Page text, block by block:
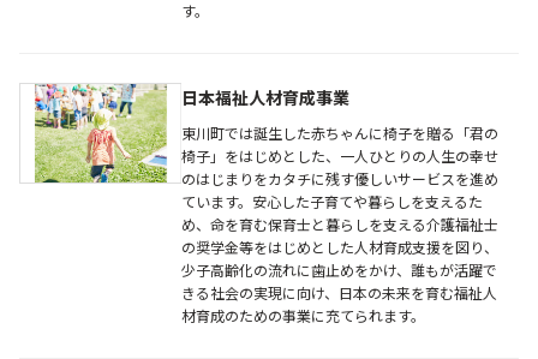
す。
日本福祉人材育成事業
東川町では誕生した赤ちゃんに椅子を贈る「君の
椅子」をはじめとした、一人ひとりの人生の幸せ
のはじまりをカタチに残す優しいサービスを進め
ています。安心した子育てや暮らしを支えるた
め、命を育む保育士と暮らしを支える介護福祉士
の奨学金等をはじめとした人材育成支援を図り、
少子高齢化の流れに歯止めをかけ、誰もが活躍で
きる社会の実現に向け、日本の未来を育む福祉人
材育成のための事業に充てられます。